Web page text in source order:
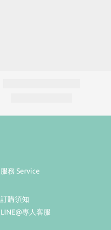
服務 Service
訂購須知
LINE@專人客服